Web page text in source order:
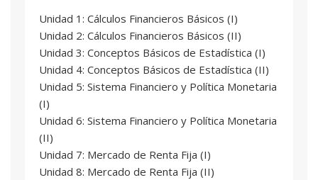
La evaluación se realiza a partir de un caso
práctico y de un examen tipo test.
Unidad 1: Cálculos Financieros Básicos (I)
Unidad 2: Cálculos Financieros Básicos (II)
Unidad 3: Conceptos Básicos de Estadística (I)
Unidad 4: Conceptos Básicos de Estadística (II)
Unidad 5: Sistema Financiero y Política Monetaria
(I)
Unidad 6: Sistema Financiero y Política Monetaria
(II)
Unidad 7: Mercado de Renta Fija (I)
Unidad 8: Mercado de Renta Fija (II)